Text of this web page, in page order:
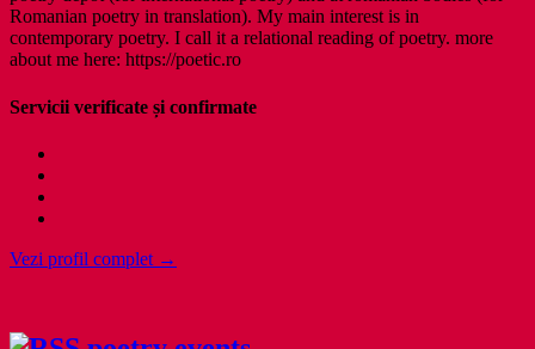
Romanian poetry in translation). My main interest is in
contemporary poetry. I call it a relational reading of poetry. more
about me here: https://poetic.ro
Servicii verificate și confirmate
Vezi profil complet →